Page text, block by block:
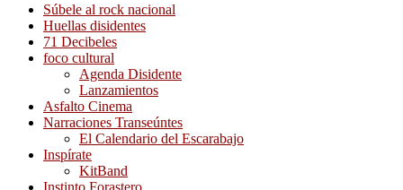
Súbele al rock nacional
Huellas disidentes
71 Decibeles
foco cultural
Agenda Disidente
Lanzamientos
Asfalto Cinema
Narraciones Transeúntes
El Calendario del Escarabajo
Inspírate
KitBand
Instinto Forastero